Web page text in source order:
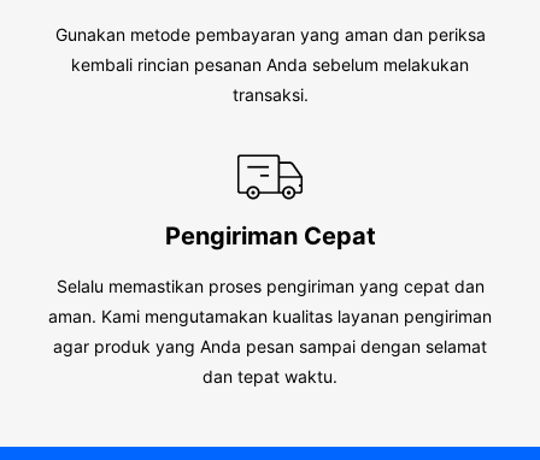
Gunakan metode pembayaran yang aman dan periksa
kembali rincian pesanan Anda sebelum melakukan
transaksi.
Pengiriman Cepat
Selalu memastikan proses pengiriman yang cepat dan
aman. Kami mengutamakan kualitas layanan pengiriman
agar produk yang Anda pesan sampai dengan selamat
dan tepat waktu.